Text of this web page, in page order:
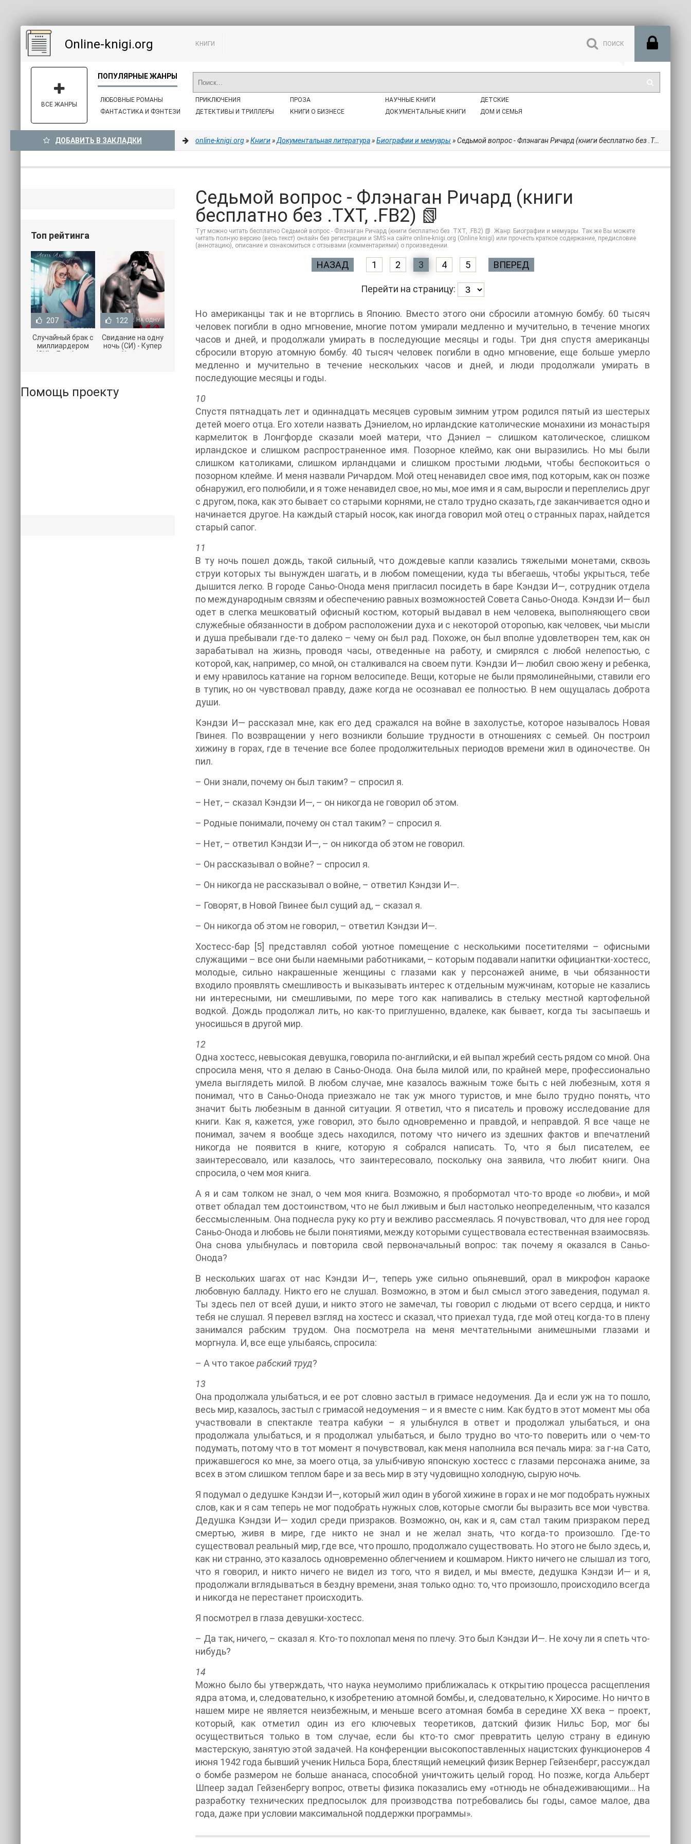
Online-knigi.org КНИГИ
ЛЮБОВНЫЕ РОМАНЫ
ФАНТАСТИКА И ФЭНТЕЗИ
ПРИКЛЮЧЕНИЯ
ДЕТЕКТИВЫ И ТРИЛЛЕРЫ
ПРОЗА
КНИГИ О БИЗНЕСЕ
НАУЧНЫЕ КНИГИ
ДОКУМЕНТАЛЬНЫЕ КНИГИ
ДЕТСКИЕ
ДОМ И СЕМЬЯ
ВСЕ ЖАНРЫ
ДОБАВИТЬ В ЗАКЛАДКИ online-knigi.org»Книги»Документальная литература»Биографии и мемуары » Седьмой вопрос - Флэнаган Ричард (книги бесплатно без .TXT, .FB2) 📗
Седьмой вопрос - Флэнаган Ричард (книги
бесплатно без .TXT, .FB2) 📗
Тут можно читать бесплатно Седьмой вопрос - Флэнаган Ричард (книги бесплатно без .TXT, .FB2) 📗. Жанр: Биографии и мемуары. Так же Вы можете
читать полную версию (весь текст) онлайн без регистрации и SMS на сайте online-knigi.org (Online knigi) или прочесть краткое содержание, предисловие
(аннотацию), описание и ознакомиться с отзывами (комментариями) о произведении.
НАЗАД 1 2 3 4 5 ВПЕРЕД
Перейти на страницу:
Но американцы так и не вторглись в Японию. Вместо этого они сбросили атомную бомбу. 60 тысяч
человек погибли в одно мгновение, многие потом умирали медленно и мучительно, в течение многих
часов и дней, и продолжали умирать в последующие месяцы и годы. Три дня спустя американцы
сбросили вторую атомную бомбу. 40 тысяч человек погибли в одно мгновение, еще больше умерло
медленно и мучительно в течение нескольких часов и дней, и люди продолжали умирать в
последующие месяцы и годы.
10
Спустя пятнадцать лет и одиннадцать месяцев суровым зимним утром родился пятый из шестерых
детей моего отца. Его хотели назвать Дэниелом, но ирландские католические монахини из монастыря
кармелиток в Лонгфорде сказали моей матери, что Дэниел – слишком католическое, слишком
ирландское и слишком распространенное имя. Позорное клеймо, как они выразились. Но мы были
слишком католиками, слишком ирландцами и слишком простыми людьми, чтобы беспокоиться о
позорном клейме. И меня назвали Ричардом. Мой отец ненавидел свое имя, под которым, как он позже
обнаружил, его полюбили, и я тоже ненавидел свое, но мы, мое имя и я сам, выросли и переплелись друг
с другом, пока, как это бывает со старыми корнями, не стало трудно сказать, где заканчивается одно и
начинается другое. На каждый старый носок, как иногда говорил мой отец о странных парах, найдется
старый сапог.
11
В ту ночь пошел дождь, такой сильный, что дождевые капли казались тяжелыми монетами, сквозь
струи которых ты вынужден шагать, и в любом помещении, куда ты вбегаешь, чтобы укрыться, тебе
дышится легко. В городе Саньо-Онода меня пригласил посидеть в баре Кэндзи И—, сотрудник отдела
по международным связям и обеспечению равных возможностей Совета Саньо-Онода. Кэндзи И— был
одет в слегка мешковатый офисный костюм, который выдавал в нем человека, выполняющего свои
служебные обязанности в добром расположении духа и с некоторой оторопью, как человек, чьи мысли
и душа пребывали где-то далеко – чему он был рад. Похоже, он был вполне удовлетворен тем, как он
зарабатывал на жизнь, проводя часы, отведенные на работу, и смирялся с любой нелепостью, с
которой, как, например, со мной, он сталкивался на своем пути. Кэндзи И— любил свою жену и ребенка,
и ему нравилось катание на горном велосипеде. Вещи, которые не были прямолинейными, ставили его
в тупик, но он чувствовал правду, даже когда не осознавал ее полностью. В нем ощущалась доброта
души.
Кэндзи И— рассказал мне, как его дед сражался на войне в захолустье, которое называлось Новая
Гвинея. По возвращении у него возникли большие трудности в отношениях с семьей. Он построил
хижину в горах, где в течение все более продолжительных периодов времени жил в одиночестве. Он
пил.
– Они знали, почему он был таким? – спросил я.
– Нет, – сказал Кэндзи И—, – он никогда не говорил об этом.
– Родные понимали, почему он стал таким? – спросил я.
– Нет, – ответил Кэндзи И—, – он никогда об этом не говорил.
– Он рассказывал о войне? – спросил я.
– Он никогда не рассказывал о войне, – ответил Кэндзи И—.
– Говорят, в Новой Гвинее был сущий ад, – сказал я.
– Он никогда об этом не говорил, – ответил Кэндзи И—.
Хостесс-бар [5] представлял собой уютное помещение с несколькими посетителями – офисными
служащими – все они были наемными работниками, – которым подавали напитки официантки-хостесс,
молодые, сильно накрашенные женщины с глазами как у персонажей аниме, в чьи обязанности
входило проявлять смешливость и выказывать интерес к отдельным мужчинам, которые не казались
ни интересными, ни смешливыми, по мере того как напивались в стельку местной картофельной
водкой. Дождь продолжал лить, но как-то приглушенно, вдалеке, как бывает, когда ты засыпаешь и
уносишься в другой мир.
12
Одна хостесс, невысокая девушка, говорила по-английски, и ей выпал жребий сесть рядом со мной. Она
спросила меня, что я делаю в Саньо-Онода. Она была милой или, по крайней мере, профессионально
умела выглядеть милой. В любом случае, мне казалось важным тоже быть с ней любезным, хотя я
понимал, что в Саньо-Онода приезжало не так уж много туристов, и мне было трудно понять, что
значит быть любезным в данной ситуации. Я ответил, что я писатель и провожу исследование для
книги. Как я, кажется, уже говорил, это было одновременно и правдой, и неправдой. Я все чаще не
понимал, зачем я вообще здесь находился, потому что ничего из здешних фактов и впечатлений
никогда не появится в книге, которую я собрался написать. То, что я был писателем, ее
заинтересовало, или казалось, что заинтересовало, поскольку она заявила, что любит книги. Она
спросила, о чем моя книга.
А я и сам толком не знал, о чем моя книга. Возможно, я пробормотал что-то вроде «о любви», и мой
ответ обладал тем достоинством, что не был лживым и был настолько неопределенным, что казался
бессмысленным. Она поднесла руку ко рту и вежливо рассмеялась. Я почувствовал, что для нее город
Саньо-Онода и любовь не были понятиями, между которыми существовала естественная взаимосвязь.
Она снова улыбнулась и повторила свой первоначальный вопрос: так почему я оказался в Саньо-
Онода?
В нескольких шагах от нас Кэндзи И—, теперь уже сильно опьяневший, орал в микрофон караоке
любовную балладу. Никто его не слушал. Возможно, в этом и был смысл этого заведения, подумал я.
Ты здесь пел от всей души, и никто этого не замечал, ты говорил с людьми от всего сердца, и никто
тебя не слушал. Я перевел взгляд на хостесс и сказал, что приехал туда, где мой отец когда-то в плену
занимался рабским трудом. Она посмотрела на меня мечтательными анимешными глазами и
моргнула. И, все еще улыбаясь, спросила:
– А что такое рабский труд?
13
Она продолжала улыбаться, и ее рот словно застыл в гримасе недоумения. Да и если уж на то пошло,
весь мир, казалось, застыл с гримасой недоумения – и я вместе с ним. Как будто в этот момент мы оба
участвовали в спектакле театра кабуки – я улыбнулся в ответ и продолжал улыбаться, и она
продолжала улыбаться, и я продолжал улыбаться, и было трудно во что-то поверить или о чем-то
подумать, потому что в тот момент я почувствовал, как меня наполнила вся печаль мира: за г-на Сато,
прижавшегося ко мне, за моего отца, за улыбчивую японскую хостесс с глазами персонажа аниме, за
всех в этом слишком теплом баре и за весь мир в эту чудовищно холодную, сырую ночь.
Я подумал о дедушке Кэндзи И—, который жил один в убогой хижине в горах и не мог подобрать нужных
слов, как и я сам теперь не мог подобрать нужных слов, которые смогли бы выразить все мои чувства.
Дедушка Кэндзи И— ходил среди призраков. Возможно, он, как и я, сам стал таким призраком перед
смертью, живя в мире, где никто не знал и не желал знать, что когда-то произошло. Где-то
существовал реальный мир, где все, что прошло, продолжало существовать. Но этого не было здесь, и,
как ни странно, это казалось одновременно облегчением и кошмаром. Никто ничего не слышал из того,
что я говорил, и никто ничего не видел из того, что я видел, и мы вместе, дедушка Кэндзи И— и я,
продолжали вглядываться в бездну времени, зная только одно: то, что произошло, происходило всегда
и никогда не перестанет происходить.
Я посмотрел в глаза девушки-хостесс.
– Да так, ничего, – сказал я. Кто-то похлопал меня по плечу. Это был Кэндзи И—. Не хочу ли я спеть что-
нибудь?
14
Можно было бы утверждать, что наука неумолимо приближалась к открытию процесса расщепления
ядра атома, и, следовательно, к изобретению атомной бомбы, и, следовательно, к Хиросиме. Но ничто в
нашем мире не является неизбежным, и меньше всего атомная бомба в середине XX века – проект,
который, как отметил один из его ключевых теоретиков, датский физик Нильс Бор, мог бы
осуществиться только в том случае, если бы кто-то смог превратить целую страну в единую
мастерскую, занятую этой задачей. На конференции высокопоставленных нацистских функционеров 4
июня 1942 года бывший ученик Нильса Бора, блестящий немецкий физик Вернер Гейзенберг, рассуждал
о бомбе размером не больше ананаса, способной уничтожить целый город. Но позже, когда Альберт
Шпеер задал Гейзенбергу вопрос, ответы физика показались ему «отнюдь не обнадеживающими… На
разработку технических предпосылок для производства потребовались бы годы, самое малое, два
года, даже при условии максимальной поддержки программы».
Топ рейтинга
207
Случайный брак с
миллиардером
(СИ) - Лав Агата
122
Свидание на одну
ночь (СИ) - Купер
Хелен
Помощь проекту